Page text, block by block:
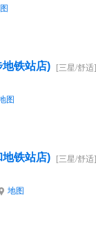
铁站店)
[三星/舒适]
图
铁站店)
[三星/舒适]
地图